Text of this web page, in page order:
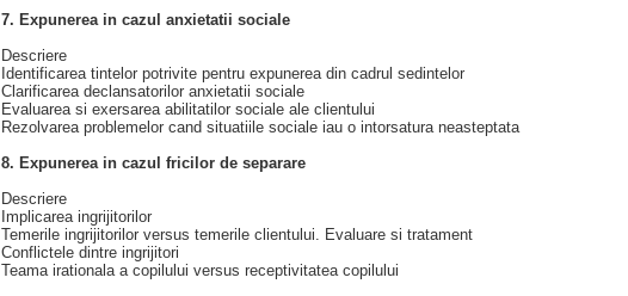
7. Expunerea in cazul anxietatii sociale
Descriere
Identificarea tintelor potrivite pentru expunerea din cadrul sedintelor
Clarificarea declansatorilor anxietatii sociale
Evaluarea si exersarea abilitatilor sociale ale clientului
Rezolvarea problemelor cand situatiile sociale iau o intorsatura neasteptata
8. Expunerea in cazul fricilor de separare
Descriere
Implicarea ingrijitorilor
Temerile ingrijitorilor versus temerile clientului. Evaluare si tratament
Conflictele dintre ingrijitori
Teama irationala a copilului versus receptivitatea copilului